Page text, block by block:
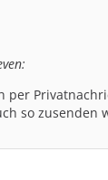
per
so zusenden